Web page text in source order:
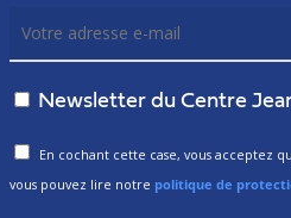
Newsletter du Centre
En cochant cette case, vous acceptez
vous pouvez lire notre politique de